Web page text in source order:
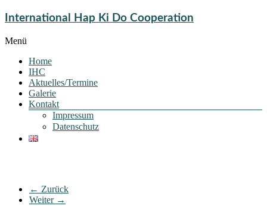
International Hap Ki Do Cooperation
Menü
Home
IHC
Aktuelles/Termine
Galerie
Kontakt
Impressum
Datenschutz
← Zurück
Weiter →